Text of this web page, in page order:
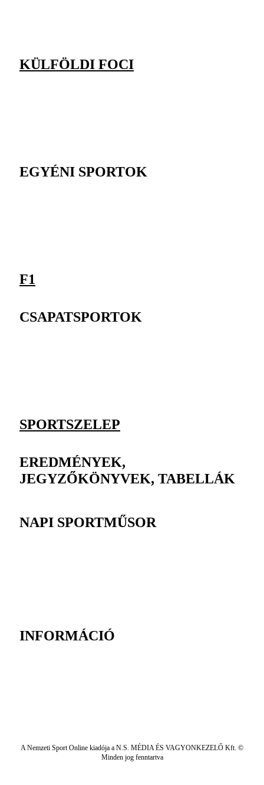
KÜLFÖLDI FOCI
EGYÉNI SPORTOK
F1
CSAPATSPORTOK
SPORTSZELEP
EREDMÉNYEK,
JEGYZŐKÖNYVEK, TABELLÁK
NAPI SPORTMŰSOR
INFORMÁCIÓ
A Nemzeti Sport Online kiadója a N.S. MÉDIA ÉS VAGYONKEZELŐ Kft. ©
Minden jog fenntartva